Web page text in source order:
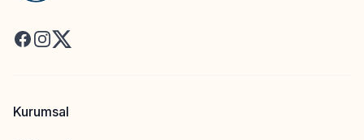
Facebook
Instagram
X
Kurumsal